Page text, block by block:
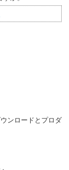
ンロードとプロダ